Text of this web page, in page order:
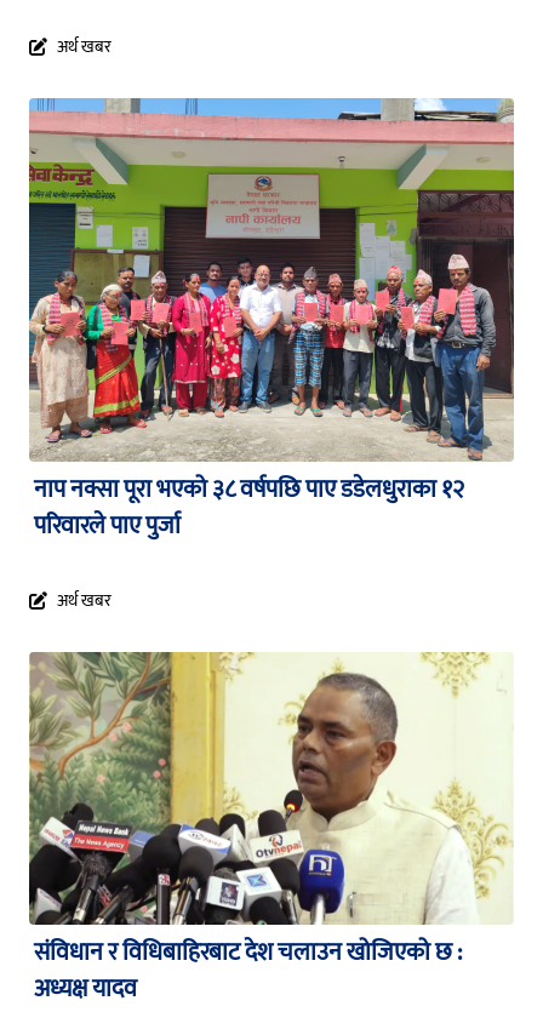
अर्थ खबर
नाप नक्सा पूरा भएको ३८ वर्षपछि पाए डडेलधुराका १२
परिवारले पाए पुर्जा
अर्थ खबर
संविधान र विधिबाहिरबाट देश चलाउन खोजिएको छ :
अध्यक्ष यादव